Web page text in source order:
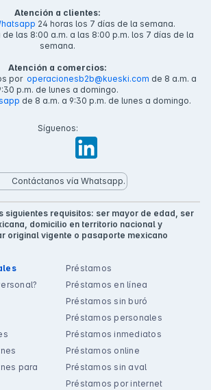
Atención a clientes:
24 horas los 7 días de la semana.
las 8:00 a.m. a las 8:00 p.m. los 7 días de la
semana.
Atención a comercios:
por operacionesb2b@kueski.com de 8 a.m. a
p.m. de lunes a domingo.
de 8 a.m. a 9:30 p.m. de lunes a domingo.
Síguenos:
Contáctanos vía Whatsapp.
siguientes requisitos: ser mayor de edad, ser
domicilio en territorio nacional y
original vigente o pasaporte mexicano
para
Préstamos
Préstamos en línea
Préstamos sin buró
Préstamos personales
Préstamos inmediatos
Préstamos online
Préstamos sin aval
Préstamos por internet